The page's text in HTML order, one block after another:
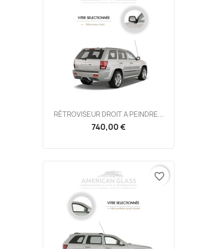
RÉTROVISEUR DROIT A PEINDRE...
740,00 €
favorite_border